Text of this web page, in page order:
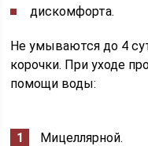
дискомфорта.
Не умываются до 4
корочки. При уходе
помощи воды:
Мицеллярной.